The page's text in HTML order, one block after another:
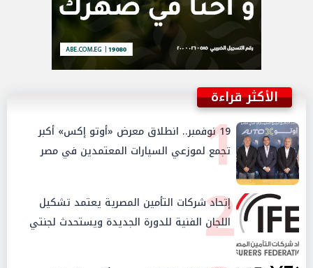
الأكثر قراءة
119 نوفمبر.. انطلاق معرض «أوتو إكس» أكبر
تجمع لموزعي السيارات المعتمدين في مصر
2
إتحاد شركات التأمين المصرية يعتمد تشكيل
اللجان الفنية للدورة الجديدة ويستحدث لجنتي
الأمن السيبراني والإستثمار والإدخار